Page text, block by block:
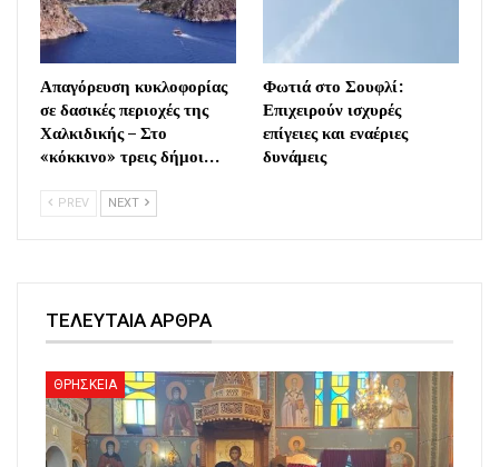
Απαγόρευση κυκλοφορίας
σε δασικές περιοχές της
Χαλκιδικής – Στο
«κόκκινο» τρεις δήμοι…
Φωτιά στο Σουφλί:
Επιχειρούν ισχυρές
επίγειες και εναέριες
δυνάμεις
PREV NEXT
ΤΕΛΕΥΤΑΙΑ ΑΡΘΡΑ
ΘΡΗΣΚΕΙΑ